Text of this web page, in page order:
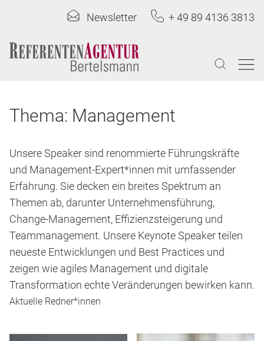
Newsletter + 49 89 4136 3813
Thema: Management
Unsere Speaker sind renommierte Führungskräfte
und Management-Expert*innen mit umfassender
Erfahrung. Sie decken ein breites Spektrum an
Themen ab, darunter Unternehmensführung,
Change-Management, Effizienzsteigerung und
Teammanagement. Unsere Keynote Speaker teilen
neueste Entwicklungen und Best Practices und
zeigen wie agiles Management und digitale
Transformation echte Veränderungen bewirken kann.
Aktuelle Redner*innen